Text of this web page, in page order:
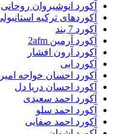
آکورد انوشیروان روحانی
آکوردهای ترکیه استانبولی آذری
آکورد 7 بند
آکورد آرمین 2afm
آکورد آرون افشار
آکورد ابی
آکورد احسان خواجه امیری
آکورد احسان دریا دل
آکورد احمد سعیدی
آکورد احمد سلو
آکورد احمد صفایی